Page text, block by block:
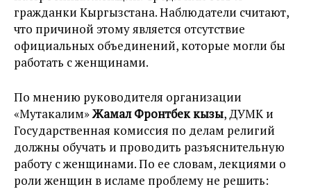
гражданки Кыргызстана. Наблюдатели считают,
что причиной этому является отсутствие
официальных объединений, которые могли бы
работать с женщинами.
По мнению руководителя организации
«Мутакалим»Жамал Фронтбек кызы, ДУМК и
Государственная комиссия по делам религий
должны обучать и проводить разъяснительную
работу с женщинами. По ее словам, лекциями о
роли женщин в исламе проблему не решить: